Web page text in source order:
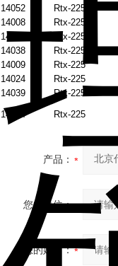
14052
Rtx-225
14008
Rtx-225
14023
Rtx-225
14038
Rtx-225
14009
Rtx-225
14024
Rtx-225
14039
Rtx-225
14054
Rtx-225
产品：
您的单位：
您的姓名：